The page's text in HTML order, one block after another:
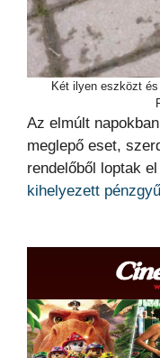
Két ilyen eszközt
Az elmúlt
meglepő eset,
rendelőből loptak el
kihelyezett